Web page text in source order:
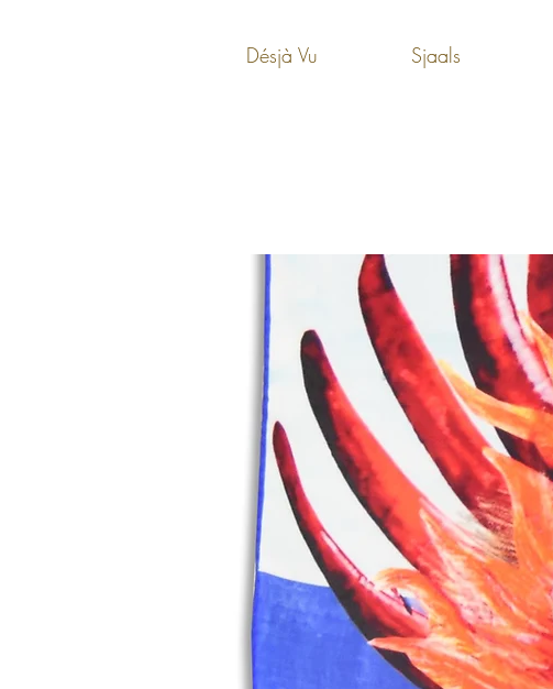
Désjà Vu Sjaals